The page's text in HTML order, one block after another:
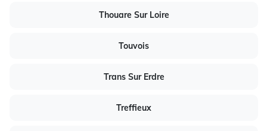
Thouare Sur Loire
Touvois
Trans Sur Erdre
Treffieux